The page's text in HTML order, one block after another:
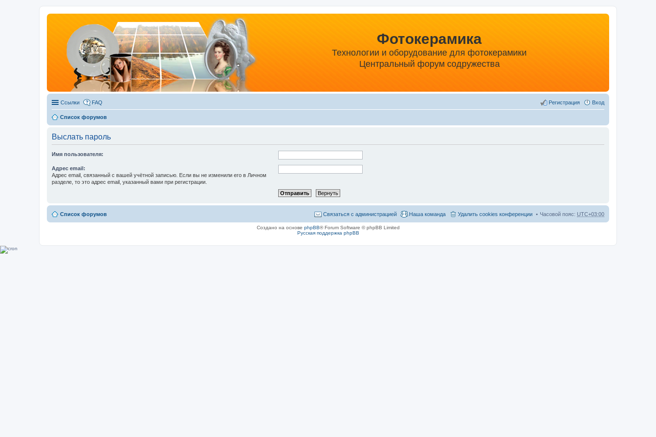
Фотокерамика
Технологии и оборудование для фотокерамики
Центральный форум содружества
Ссылки FAQ Вход
Регистрация
Список форумов
Выслать пароль
Имя пользователя:
Адрес email:
Адрес email, связанный с вашей учётной записью. Если вы не изменили его в Личном
разделе, то это адрес email, указанный вами при регистрации.
Список форумов Часовой пояс: UTC+03:00
Удалить cookies конференции
Наша команда
Связаться с администрацией
Создано на основе phpBB® Forum Software © phpBB Limited
Русская поддержка phpBB